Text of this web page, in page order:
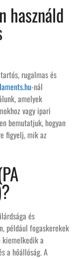
használd
rugalmas és
-nál
amelyek
vagy ipari
bemutatjuk, hogyan
figyelj, mik az
és
például fogaskerekek
kiemelkedik a
a hőállóság. A